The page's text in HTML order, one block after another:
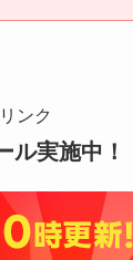
ンク
ル実施中！